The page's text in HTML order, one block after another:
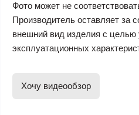
Фото может не
Производитель оставляет за
внешний вид изделия с целью
эксплуатационных
Хочу видеообзор